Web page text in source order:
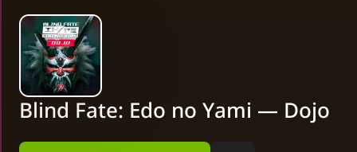
Blind Fate: Edo no Yami — Dojo